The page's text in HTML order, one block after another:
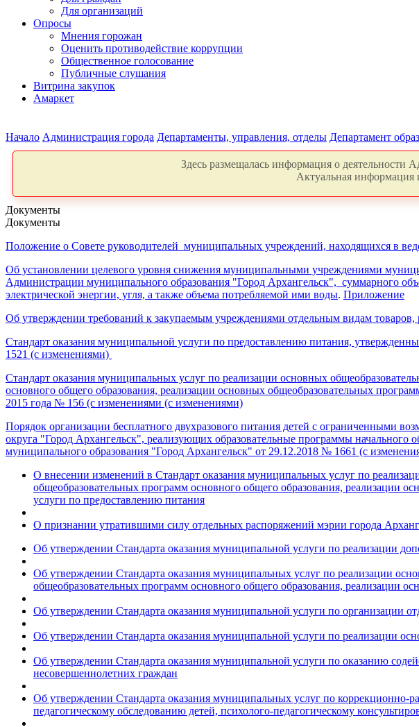
Для организаций
Опросы
Мнения горожан
Оценить противодействие коррупции
Общественное голосование
Публичные слушания
Витрина закупок
Амаркет
Начало Администрация города Департаменты, управления, отделы Департамент
Здесь размещалась информация о деятельности
Актуальная информация
Документы
Документы
Положение о Совете руководителей муниципальных учреждений, находящихся в
Об установлении целевого уровня снижения муниципальными учреждениями
Администрации муниципального образования "Город Архангельск", суммарного
электрической энергии, угля, а также объема потребляемой ими воды. Приложение
Об утверждении требований к закупаемым учреждениями отдельным видам товаров,
Стандарт оказания муниципальной услуги по предоставлению питания,
1521 (с изменениями)
Стандарт оказания муниципальных услуг по реализации основных
основного общего образования, реализации основных общеобразовательных
2015 года № 156 (с изменениями (с изменениями)
Порядок организации бесплатного двухразового питания детей с ограниченными
округа "Город Архангельск", реализующих образовательные программы
муниципального образования "Город Архангельск" от 29.12.2018 № 1661 (с
О внесении изменений в Стандарт оказания муниципальных услуг по
общеобразовательных программ основного общего образования, реализации
услуги по предоставлению питания
О признании утратившими силу отдельных распоряжений мэрии города
Об утверждении Стандарта оказания муниципальной услуги по реализации
Об утверждении Стандарта оказания муниципальных услуг по реализации
общеобразовательных программ основного общего образования, реализации
Об утверждении Стандарта оказания муниципальной услуги по организации
Об утверждении Стандарта оказания муниципальной услуги по реализации
Об утверждении Стандарта оказания муниципальной услуги по оказанию
несовершеннолетних граждан
Об утверждении Стандарта оказания муниципальных услуг по
педагогическому обследованию детей, психолого-педагогическому